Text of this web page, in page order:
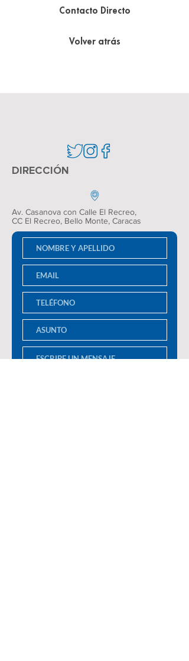
Contacto Directo
Volver atrás
DIRECCIÓN
Av. Casanova con Calle El Recreo,
CC El Recreo, Bello Monte, Caracas